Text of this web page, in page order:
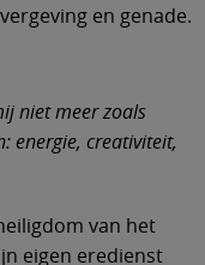
en genade.
niet meer zoals
energie, creativiteit,
van het
eigen eredienst